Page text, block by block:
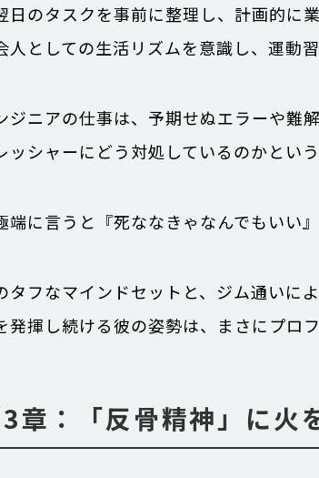
日のタスクを事前に整理し、計画的に
人としての生活リズムを意識し、運動
ジニアの仕事は、予期せぬエラーや難
ッシャーにどう対処しているのかとい
端に言うと『死ななきゃなんでもいい
タフなマインドセットと、ジム通いに
発揮し続ける彼の姿勢は、まさにプロ
章：「反骨精神」に火